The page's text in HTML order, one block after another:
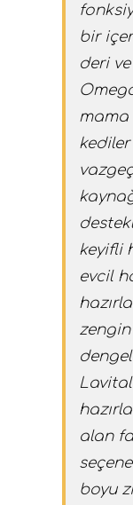
bir
deri ve
keyifli
evcil
alan
boyu